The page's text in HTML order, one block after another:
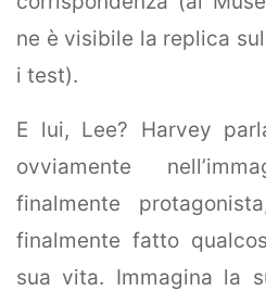
ne è visibile la replica
i test).
E lui, Lee? Harvey
ovviamente
finalmente
finalmente fatto
sua vita. Immagina la